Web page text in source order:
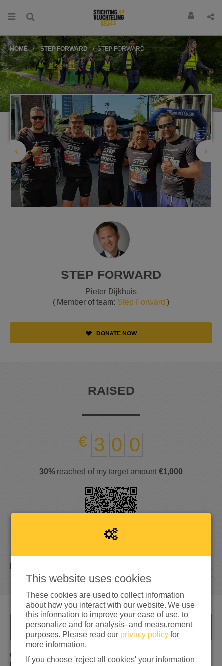
HOME STEP FORWARD STEP FORWARD
STEP FORWARD
Pieter Dijkhuis
( Member of team: Step Forward )
DONATE NOW
RAISED
3 0 0
30% reached of my target amount €1,000
1
INFO
Op de vlucht slaan, het zal je maar gebeuren. Het is geen
This website uses cookies
These cookies are used to collect information
about how you interact with our website. We use
this information to improve your ease of use, to
personalize and for analysis- and measurement
purposes. Please read our privacy policy for
more information.
If you choose 'reject all cookies' your information